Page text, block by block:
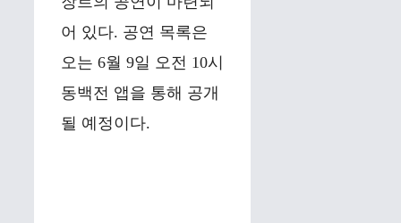
어 있다. 공연 목록은
오는 6월 9일 오전 10시
동백전 앱을 통해 공개
될 예정이다.